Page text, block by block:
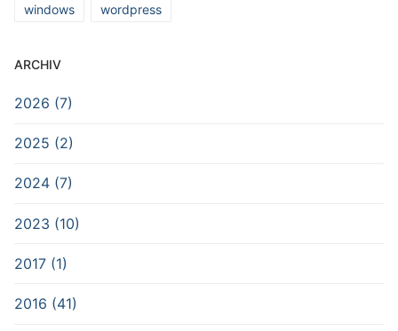
windows
wordpress
ARCHIV
2026 (7)
2025 (2)
2024 (7)
2023 (10)
2017 (1)
2016 (41)